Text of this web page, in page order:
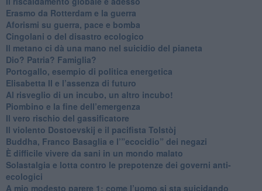
​Erasmo da Rotterdam e la guerra
​Aforismi su guerra, pace e bomba
Cingolani o del disastro ecologico
​Il metano ci dà una mano nel suicidio del pianeta
​Dio? Patria? Famiglia?
Portogallo, esempio di politica energetica
​Elisabetta II e l’assenza di futuro
Al risveglio di un incubo, un altro incubo!
​Piombino e la fine dell’emergenza
​Il vero rischio del gassificatore
​Il violento Dostoevskij e il pacifista Tolstòj
​Buddha, Franco Basaglia e l’”ecocidio” dei negazi
​È difficile vivere da sani in un mondo malato
Solastalgia e lotta contro le prepotenze dei governi anti-
ecologici
​A mio modesto parere 1: come l’uomo si sta suicidando